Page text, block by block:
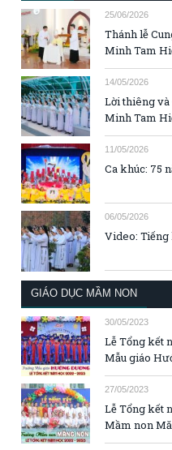
25/06/2026
Thánh lễ
Minh Tam
14/05/2026
Lời thiêng và
Minh Tam
11/05/2026
Ca khúc: 75
06/05/2026
Video: Tiếng
GIÁO DỤC MẦM NON
30/05/2023
Lễ Tổng kết
Mẫu giáo
27/05/2023
Lễ Tổng kết
Mầm non